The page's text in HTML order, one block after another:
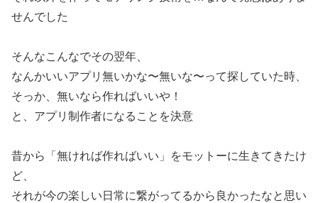
せんでした
そんなこんなでその翌年、
なんかいいアプリ無いかな〜無いな〜って探していた時、
そっか、無いなら作ればいいや！
と、アプリ制作者になることを決意
昔から「無ければ作ればいい」をモットーに生きてきたけ
ど、
それが今の楽しい日常に繋がってるから良かったなと思い